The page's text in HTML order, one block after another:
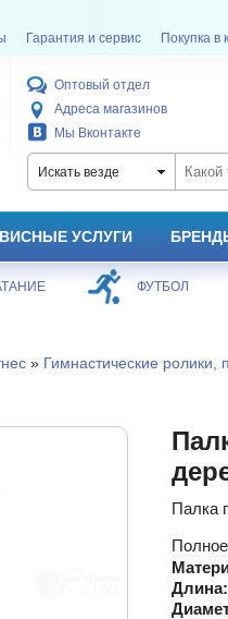
Гарантия и сервис Покупка в
Оптовый отдел
Адреса магазинов
Мы Вконтакте
Искать везде
УСЛУГИ
ФУТБОЛ
» Гимнастические ролики,
Палка
Длина: